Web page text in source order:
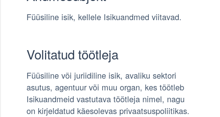
Füüsiline isik, kellele Isikuandmed viitavad.
Volitatud töötleja
Füüsiline või juriidiline isik, avaliku sektori
asutus, agentuur või muu organ, kes töötleb
Isikuandmeid vastutava töötleja nimel, nagu
on kirjeldatud käesolevas privaatsuspoliitikas.